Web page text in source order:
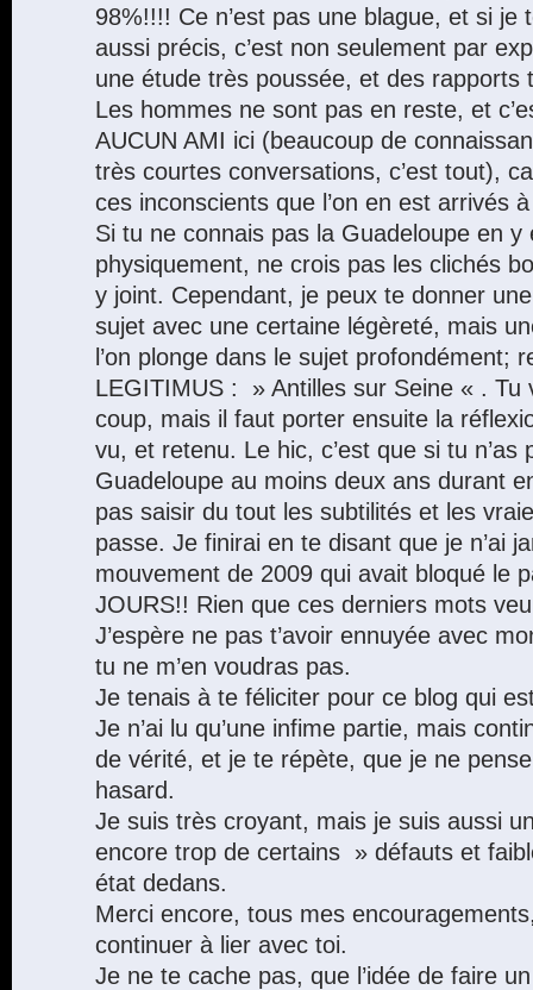
98%!!!! Ce n’est pas une blague, et si je
aussi précis, c’est non seulement par
une étude très poussée, et des rapports
Les hommes ne sont pas en reste, et
AUCUN AMI ici (beaucoup de
très courtes conversations, c’est tout),
ces inconscients que l’on en est arrivés
Si tu ne connais pas la Guadeloupe en y
physiquement, ne crois pas les clichés
y joint. Cependant, je peux te donner
sujet avec une certaine légèreté, mais
l’on plonge dans le sujet profondément;
LEGITIMUS : » Antilles sur Seine « . Tu
coup, mais il faut porter ensuite la
vu, et retenu. Le hic, c’est que si tu n’as
Guadeloupe au moins deux ans durant
pas saisir du tout les subtilités et les
passe. Je finirai en te disant que je n’ai
mouvement de 2009 qui avait bloqué le
JOURS!! Rien que ces derniers mots
J’espère ne pas t’avoir ennuyée avec
tu ne m’en voudras pas.
Je tenais à te féliciter pour ce blog qui
Je n’ai lu qu’une infime partie, mais
de vérité, et je te répète, que je ne
hasard.
Je suis très croyant, mais je suis aussi
encore trop de certains » défauts et
état dedans.
Merci encore, tous mes
continuer à lier avec toi.
Je ne te cache pas, que l’idée de faire